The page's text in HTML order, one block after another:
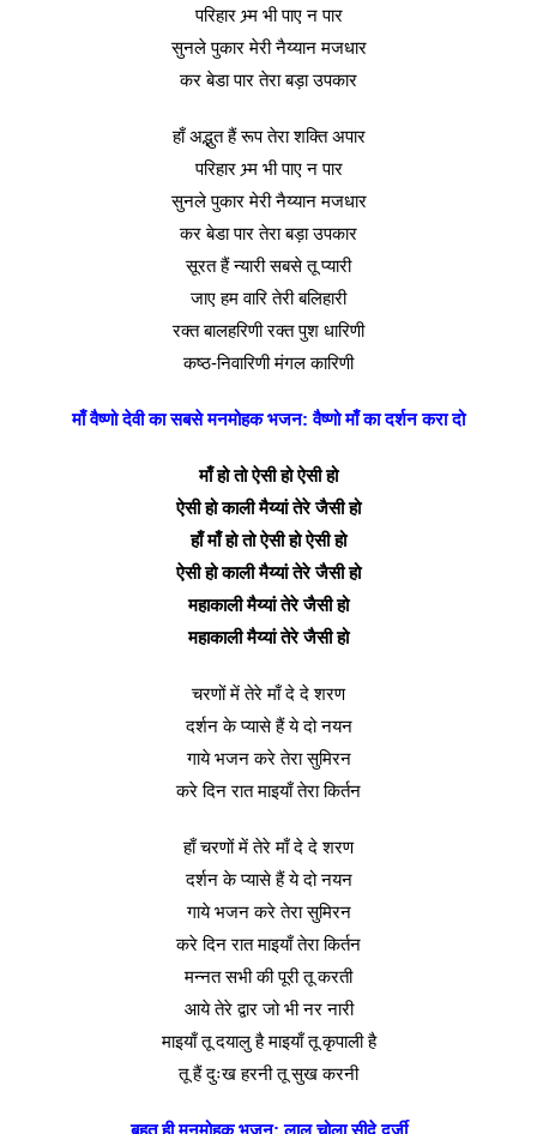
परिहार भ्र्म भी पाए न पार
सुनले पुकार मेरी नैय्यान मजधार
कर बेडा पार तेरा बड़ा उपकार
हाँ अद्भुत हैं रूप तेरा शक्ति अपार
परिहार भ्र्म भी पाए न पार
सुनले पुकार मेरी नैय्यान मजधार
कर बेडा पार तेरा बड़ा उपकार
सूरत हैं न्यारी सबसे तू प्यारी
जाए हम वारि तेरी बलिहारी
रक्त बालहरिणी रक्त पुश धारिणी
कष्ठ-निवारिणी मंगल कारिणी
माँ वैष्णो देवी का सबसे मनमोहक भजन: वैष्णो माँ का दर्शन करा दो
माँ हो तो ऐसी हो ऐसी हो
ऐसी हो काली मैय्यां तेरे जैसी हो
हाँ माँ हो तो ऐसी हो ऐसी हो
ऐसी हो काली मैय्यां तेरे जैसी हो
महाकाली मैय्यां तेरे जैसी हो
महाकाली मैय्यां तेरे जैसी हो
चरणों में तेरे माँ दे दे शरण
दर्शन के प्यासे हैं ये दो नयन
गाये भजन करे तेरा सुमिरन
करे दिन रात माइयाँ तेरा किर्तन
हाँ चरणों में तेरे माँ दे दे शरण
दर्शन के प्यासे हैं ये दो नयन
गाये भजन करे तेरा सुमिरन
करे दिन रात माइयाँ तेरा किर्तन
मन्नत सभी की पूरी तू करती
आये तेरे द्वार जो भी नर नारी
माइयाँ तू दयालु है माइयाँ तू कृपाली है
तू हैं दुःख हरनी तू सुख करनी
बहुत ही मनमोहक भजन: लाल चोला सीदे दर्जी